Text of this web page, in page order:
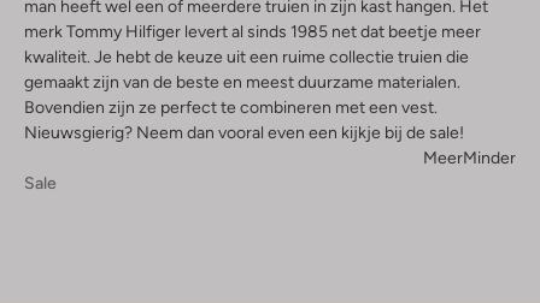
man heeft wel een of meerdere truien in zijn kast hangen. Het
merk Tommy Hilfiger levert al sinds 1985 net dat beetje meer
kwaliteit. Je hebt de keuze uit een ruime collectie truien die
gemaakt zijn van de beste en meest duurzame materialen.
Bovendien zijn ze perfect te combineren met een vest.
Nieuwsgierig? Neem dan vooral even een kijkje bij de sale!
MeerMinder
Sale